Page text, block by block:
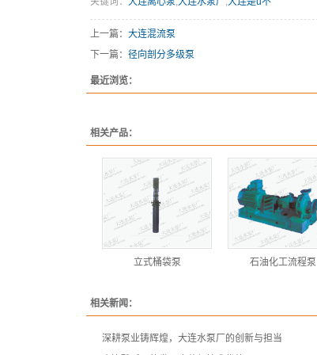
上一篇： 大连混流泵
下一篇： 径向剖分多级泵
最近浏览：
相关产品：
立式桶袋泵 石油化工流程泵
相关新闻：
深耕泵业铸辉煌，大连水泵厂的创新与担当